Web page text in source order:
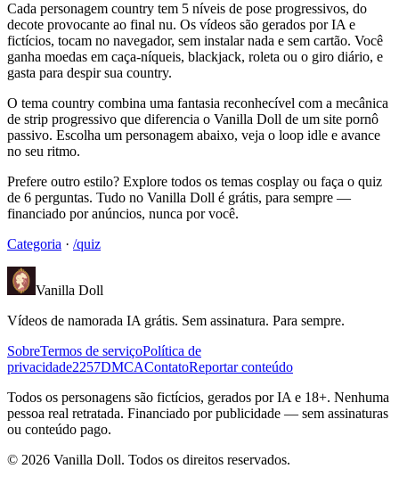
Cada personagem country tem 5 níveis de pose progressivos, do
decote provocante ao final nu. Os vídeos são gerados por IA e
fictícios, tocam no navegador, sem instalar nada e sem cartão. Você
ganha moedas em caça-níqueis, blackjack, roleta ou o giro diário, e
gasta para despir sua country.
O tema country combina uma fantasia reconhecível com a mecânica
de strip progressivo que diferencia o Vanilla Doll de um site pornô
passivo. Escolha um personagem abaixo, veja o loop idle e avance
no seu ritmo.
Prefere outro estilo? Explore todos os temas cosplay ou faça o quiz
de 6 perguntas. Tudo no Vanilla Doll é grátis, para sempre —
financiado por anúncios, nunca por você.
Categoria · /quiz
Vanilla Doll
Vídeos de namorada IA grátis. Sem assinatura. Para sempre.
SobreTermos de serviçoPolítica de
privacidade2257DMCAContatoReportar conteúdo
Todos os personagens são fictícios, gerados por IA e 18+. Nenhuma
pessoa real retratada. Financiado por publicidade — sem assinaturas
ou conteúdo pago.
© 2026 Vanilla Doll. Todos os direitos reservados.